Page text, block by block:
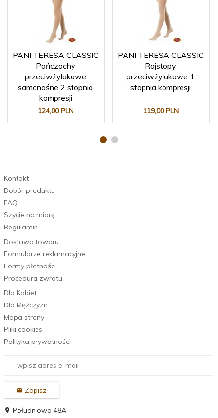
PANI TERESA CLASSIC
Pończochy
przeciwżylakowe
samonośne 2 stopnia
kompresji
124,00 PLN
PANI TERESA CLASSIC
Rajstopy
przeciwżylakowe 1
stopnia kompresji
119,00 PLN
Kontakt
Dobór produktu
FAQ
Szycie na miarę
Regulamin
Dostawa towaru
Formularze reklamacyjne
Formy płatności
Procedura zwrotu
Dla Kobiet
Dla Mężczyzn
Mapa strony
Pliki cookies
Polityka prywatności
Zapisz
Południowa 48A